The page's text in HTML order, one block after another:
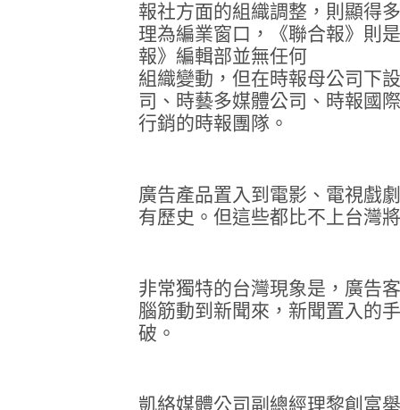
報社方面的組織調整，則顯得
理為編業窗口，《聯合報》則
報》編輯部並無任何
組織變動，但在時報母公司下
司、時藝多媒體公司、時報國
行銷的時報團隊。
廣告產品置入到電影、電視戲
有歷史。但這些都比不上台灣
非常獨特的台灣現象是，廣告
腦筋動到新聞來，新聞置入的
破。
凱絡媒體公司副總經理黎創富